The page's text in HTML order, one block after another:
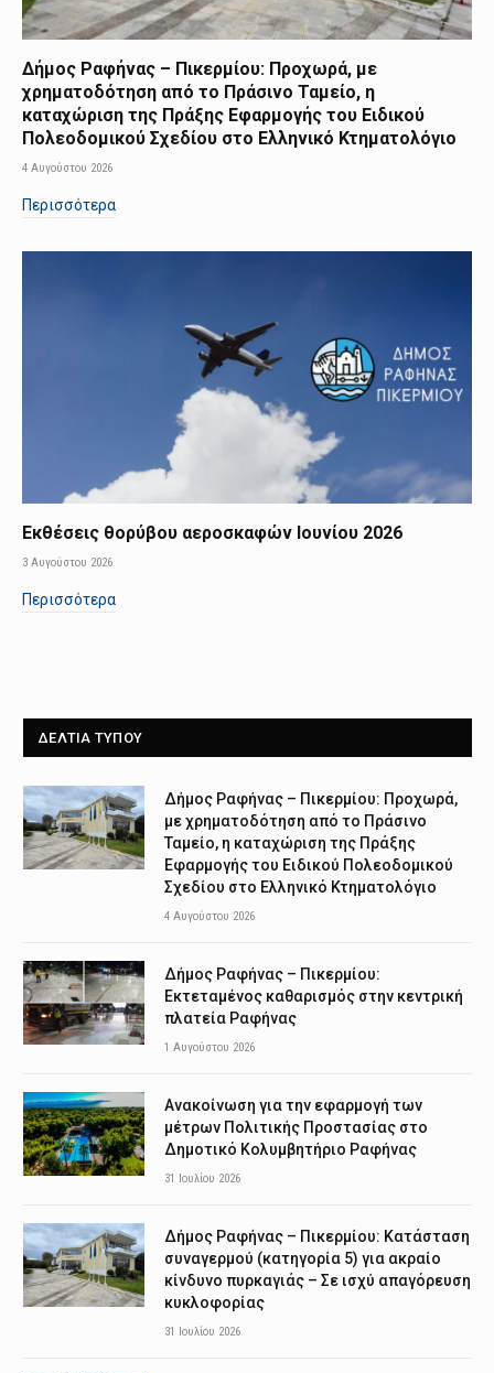
Δήμος Ραφήνας – Πικερμίου: Προχωρά, με
χρηματοδότηση από το Πράσινο Ταμείο, η
καταχώριση της Πράξης Εφαρμογής του Ειδικού
Πολεοδομικού Σχεδίου στο Ελληνικό Κτηματολόγιο
4 Αυγούστου 2026
Περισσότερα
Εκθέσεις θορύβου αεροσκαφών Ιουνίου 2026
3 Αυγούστου 2026
Περισσότερα
ΔΕΛΤΙΑ ΤΥΠΟΥ
Δήμος Ραφήνας – Πικερμίου: Προχωρά,
με χρηματοδότηση από το Πράσινο
Ταμείο, η καταχώριση της Πράξης
Εφαρμογής του Ειδικού Πολεοδομικού
Σχεδίου στο Ελληνικό Κτηματολόγιο
4 Αυγούστου 2026
Δήμος Ραφήνας – Πικερμίου:
Εκτεταμένος καθαρισμός στην κεντρική
πλατεία Ραφήνας
1 Αυγούστου 2026
Ανακοίνωση για την εφαρμογή των
μέτρων Πολιτικής Προστασίας στο
Δημοτικό Κολυμβητήριο Ραφήνας
31 Ιουλίου 2026
Δήμος Ραφήνας – Πικερμίου: Κατάσταση
συναγερμού (κατηγορία 5) για ακραίο
κίνδυνο πυρκαγιάς – Σε ισχύ απαγόρευση
κυκλοφορίας
31 Ιουλίου 2026